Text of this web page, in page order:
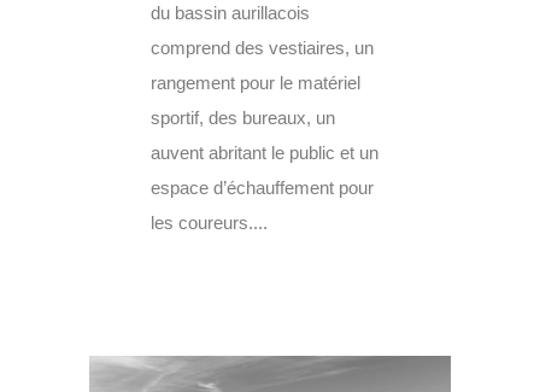
du bassin aurillacois
comprend des vestiaires, un
rangement pour le matériel
sportif, des bureaux, un
auvent abritant le public et un
espace d’échauffement pour
les coureurs....